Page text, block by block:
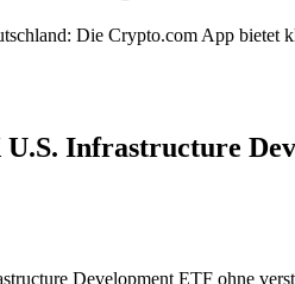
Die Crypto.com App bietet
Infrastructure
Development ETF ohne